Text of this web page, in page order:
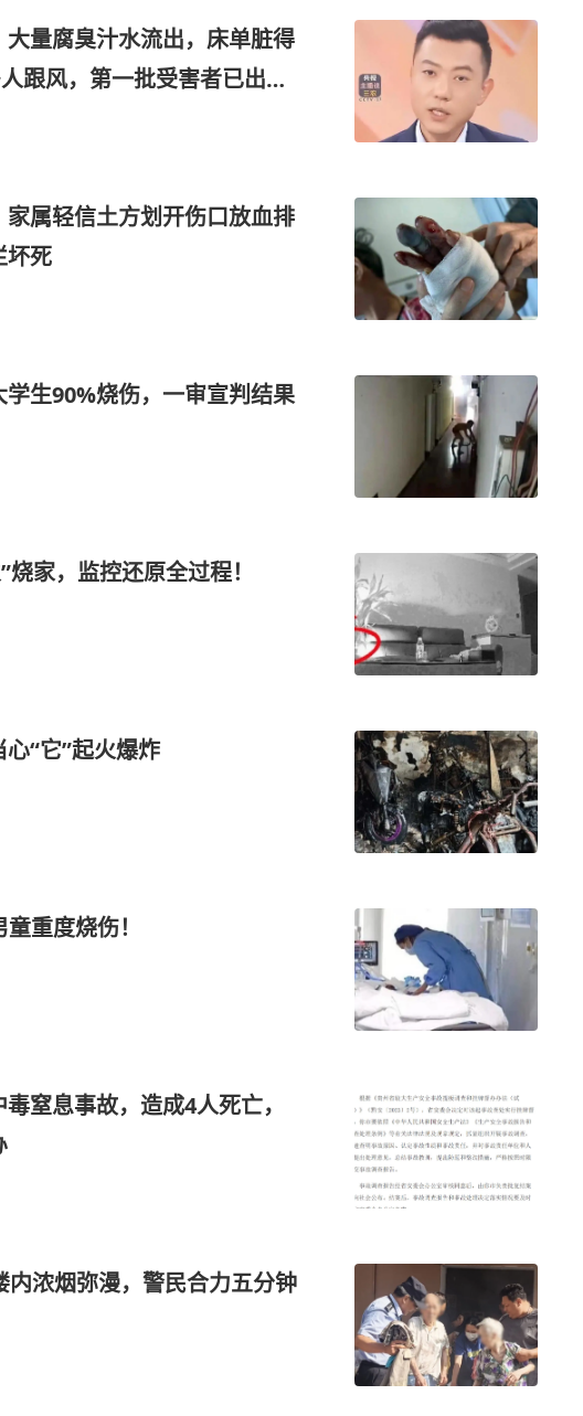
量腐臭汁水流出，床单脏得
跟风，第一批受害者已出
属轻信土方划开伤口放血排
坏死
生90%烧伤，一审宣判结果
家，监控还原全过程‌！
“它”起火爆炸
重度烧伤！
窒息事故，造成4人死亡，
浓烟弥漫，警民合力五分钟